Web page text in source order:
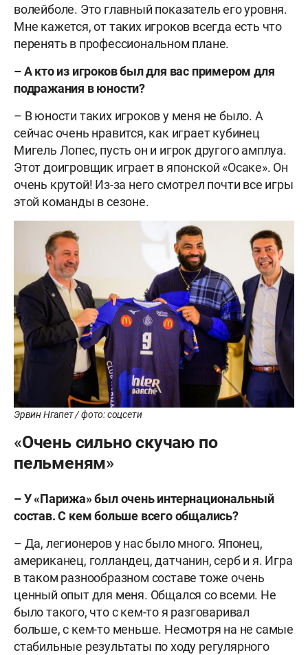
волейболе. Это главный показатель его уровня.
Мне кажется, от таких игроков всегда есть что
перенять в профессиональном плане.
– А кто из игроков был для вас примером для
подражания в юности?
– В юности таких игроков у меня не было. А
сейчас очень нравится, как играет кубинец
Мигель Лопес, пусть он и игрок другого амплуа.
Этот доигровщик играет в японской «Осаке». Он
очень крутой! Из-за него смотрел почти все игры
этой команды в сезоне.
Эрвин Нгапет / фото: соцсети
«Очень сильно скучаю по
пельменям»
– У «Парижа» был очень интернациональный
состав. С кем больше всего общались?
– Да, легионеров у нас было много. Японец,
американец, голландец, датчанин, серб и я. Игра
в таком разнообразном составе тоже очень
ценный опыт для меня. Общался со всеми. Не
было такого, что с кем-то я разговаривал
больше, с кем-то меньше. Несмотря на не самые
стабильные результаты по ходу регулярного